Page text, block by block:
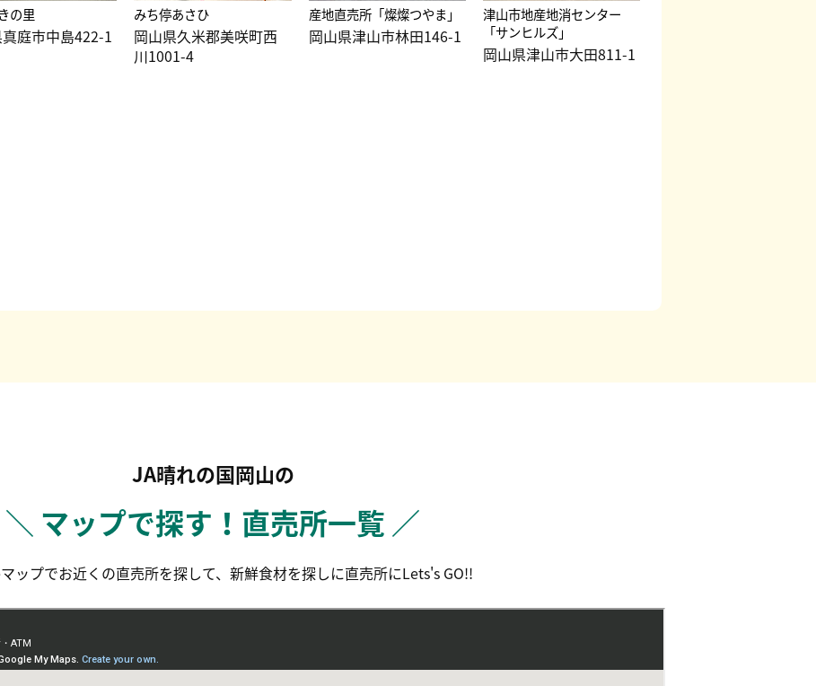
の里
庭市中島422-1
みち停あさひ
岡山県久米郡美咲町西
川1001-4
産地直売所「燦燦つやま」
岡山県津山市林田146-1
津山市地産地消センター
「サンヒルズ」
岡山県津山市大田811-1
JA晴れの国岡山の
＼ マップで探す！直売所一覧 ／
ップでお近くの直売所を探して、新鮮食材を探しに直売所にLets's GO!!